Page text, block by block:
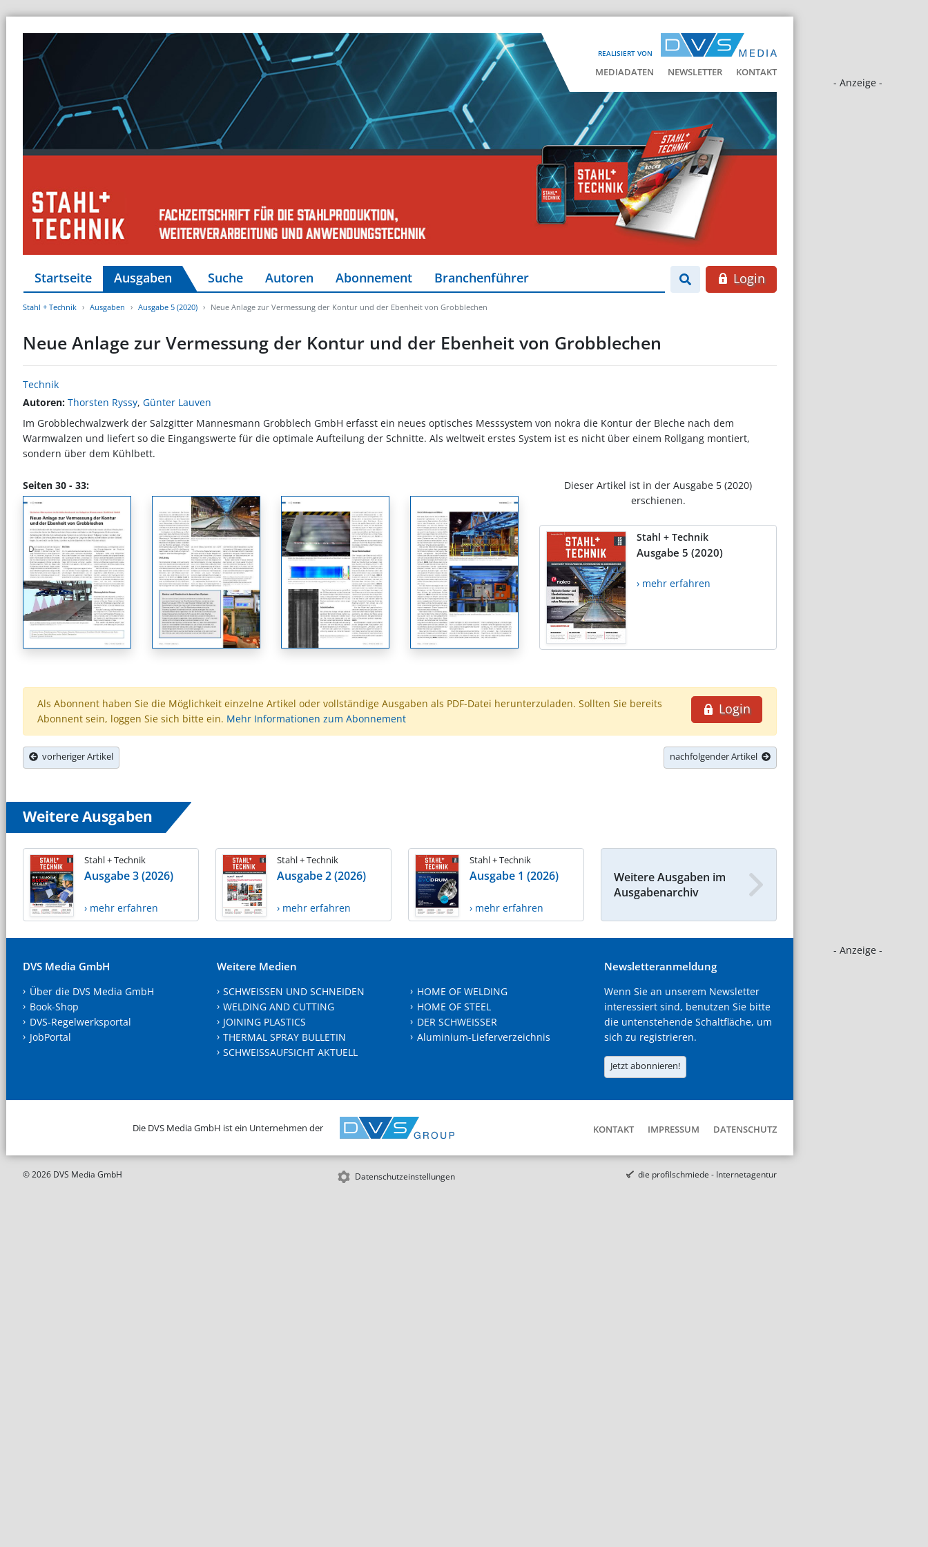
REALISIERT VON
MEDIADATEN NEWSLETTER KONTAKT
- Anzeige -
- Anzeige -
Startseite Ausgaben Suche Autoren Abonnement Branchenführer Login
Stahl + Technik Ausgaben Ausgabe 5 (2020) Neue Anlage zur Vermessung der Kontur und der Ebenheit von Grobblechen
Neue Anlage zur Vermessung der Kontur und der Ebenheit von Grobblechen
Technik
Autoren: Thorsten Ryssy, Günter Lauven
Im Grobblechwalzwerk der Salzgitter Mannesmann Grobblech GmbH erfasst ein neues optisches Messsystem von nokra die Kontur der Bleche nach dem
Warmwalzen und liefert so die Eingangswerte für die optimale Aufteilung der Schnitte. Als weltweit erstes System ist es nicht über einem Rollgang montiert,
sondern über dem Kühlbett.
Seiten 30 - 33:
Dieser Artikel ist in der Ausgabe 5 (2020)
erschienen.
Stahl + Technik
Ausgabe 5 (2020)
› mehr erfahren
Login
Als Abonnent haben Sie die Möglichkeit einzelne Artikel oder vollständige Ausgaben als PDF-Datei herunterzuladen. Sollten Sie bereits
Abonnent sein, loggen Sie sich bitte ein. Mehr Informationen zum Abonnement
vorheriger Artikel nachfolgender Artikel
Weitere Ausgaben
Stahl + Technik
Ausgabe 3 (2026)
› mehr erfahren
Stahl + Technik
Ausgabe 2 (2026)
› mehr erfahren
Stahl + Technik
Ausgabe 1 (2026)
› mehr erfahren
Weitere Ausgaben im
Ausgabenarchiv
DVS Media GmbH
Über die DVS Media GmbH
Book-Shop
DVS-Regelwerksportal
JobPortal
Weitere Medien
SCHWEISSEN UND SCHNEIDEN
WELDING AND CUTTING
JOINING PLASTICS
THERMAL SPRAY BULLETIN
SCHWEISSAUFSICHT AKTUELL
HOME OF WELDING
HOME OF STEEL
DER SCHWEISSER
Aluminium-Lieferverzeichnis
Newsletteranmeldung
Wenn Sie an unserem Newsletter
interessiert sind, benutzen Sie bitte
die untenstehende Schaltfläche, um
sich zu registrieren.
Jetzt abonnieren!
Die DVS Media GmbH ist ein Unternehmen der KONTAKT IMPRESSUM DATENSCHUTZ
© 2026 DVS Media GmbH Datenschutzeinstellungen die profilschmiede - Internetagentur